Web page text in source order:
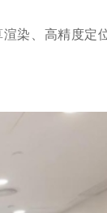
染、高精度定